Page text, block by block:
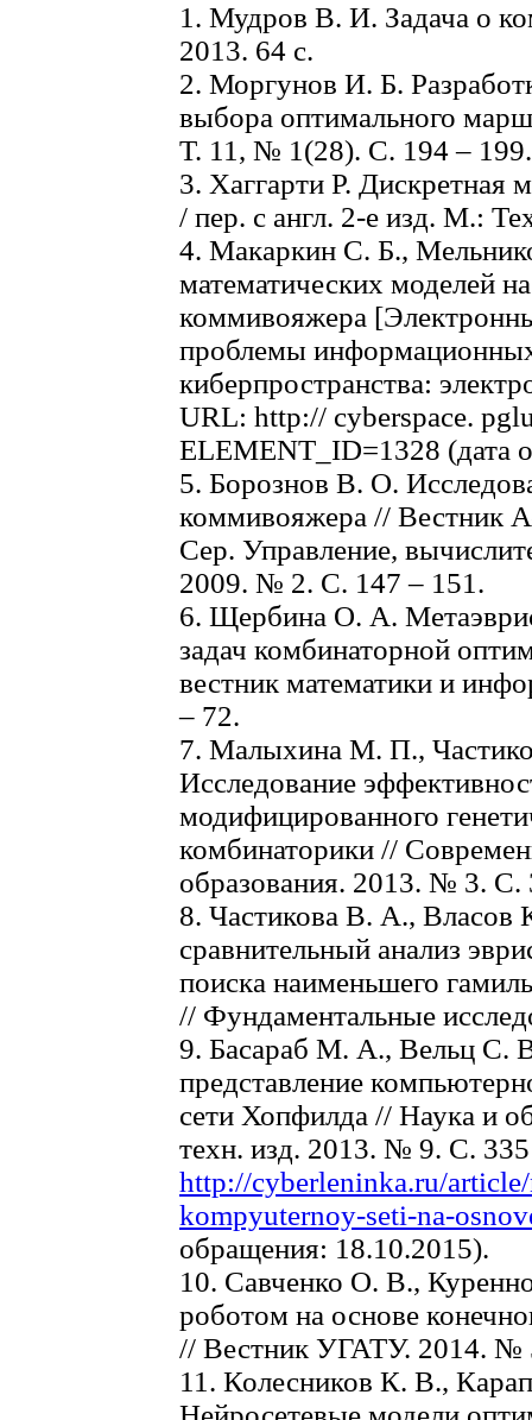
1. Мудров В. И. Задача о
2013. 64 с.
2. Моргунов И. Б.
выбора оптимального
T. 11, № 1(28). C. 194 – 199.
3. Хаггарти Р. Дискретная
/ пер. с англ. 2-е изд. М.:
4. Макаркин С. Б.,
математических моделей
коммивояжера
проблемы
киберпространства:
URL: http:// cyberspace.
ELEMENT_ID=1328 (дата
5. Борознов В. О.
коммивояжера // Вестник
Сер. Управление,
2009. № 2. С. 147 – 151.
6. Щербина О. А.
задач комбинаторной
вестник математики и
– 72.
7. Малыхина М. П.,
Исследование
модифицированного
комбинаторики //
образования. 2013. № 3. С.
8. Частикова В. А., Власов
сравнительный анализ
поиска наименьшего
// Фундаментальные
9. Басараб М. А., Вельц С.
представление
сети Хопфилда // Наука и
техн. изд. 2013. № 9. С.
http://cyberleninka.ru/
kompyuternoy-seti-na-
обращения: 18.10.2015).
10. Савченко О. В.,
роботом на основе
// Вестник УГАТУ. 2014. №
11. Колесников К. В.,